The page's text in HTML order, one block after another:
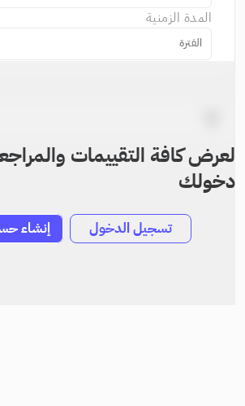
المدة الزمنية
الفترة
لعرض كافة التقييمات
دخولك
تسجيل الدخول إنشاء